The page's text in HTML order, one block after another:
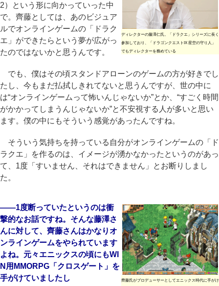
ディレクターの藤澤仁氏。「ドラクエ」シリーズに長く
参加しており、「ドラゴンクエストIX 星空の守り人」
でもディレクターを務めている
2）という形に向かっていった中
で。齊藤としては、あのビジュア
ルでオンラインゲームの「ドラク
エ」ができたらという夢が広がっ
たのではないかと思うんです。
でも、僕はその頃スタンドアローンのゲームの方が好きでし
たし、今もまだ払拭しきれてないと思うんですが、世の中に
は“オンラインゲームって怖いんじゃないか”とか、“すごく時間
がかかってしまうんじゃないか”と不安視する人が多いと思い
ます。僕の中にもそういう感覚があったんですね。
そういう気持ちを持っている自分がオンラインゲームの「ド
ラクエ」を作るのは、イメージが湧かなかったというのがあっ
て、1度「すいません、それはできません」とお断りしまし
た。
齊藤氏がプロデューサーとしてエニックス時代に手がけ
――1度断っていたというのは衝
撃的なお話ですね。そんな藤澤さ
んに対して、齊藤さんはかなりオ
ンラインゲームをやられています
よね。元々エニックスの頃にもWI
N用MMORPG「クロスゲート」を
手がけていましたし